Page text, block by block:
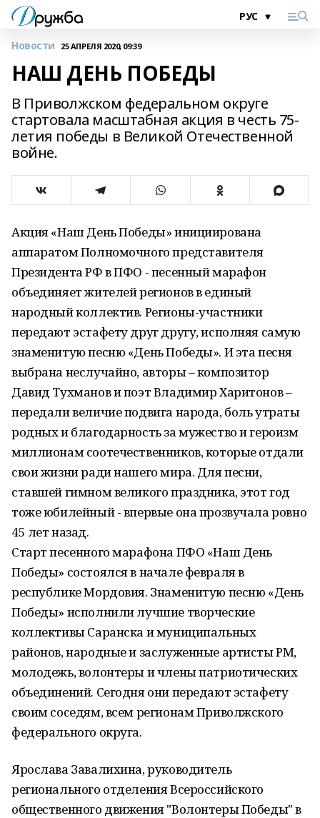
Новости 25 АПРЕЛЯ 2020, 09:39
НАШ ДЕНЬ ПОБЕДЫ
В Приволжском федеральном округе
стартовала масштабная акция в честь 75-
летия победы в Великой Отечественной
войне.
Акция «Наш День Победы» инициирована
аппаратом Полномочного представителя
Президента РФ в ПФО - песенный марафон
объединяет жителей регионов в единый
народный коллектив. Регионы-участники
передают эстафету друг другу, исполняя самую
знаменитую песню «День Победы». И эта песня
выбрана неслучайно, авторы – композитор
Давид Тухманов и поэт Владимир Харитонов –
передали величие подвига народа, боль утраты
родных и благодарность за мужество и героизм
миллионам соотечественников, которые отдали
свои жизни ради нашего мира. Для песни,
ставшей гимном великого праздника, этот год
тоже юбилейный - впервые она прозвучала ровно
45 лет назад.
Старт песенного марафона ПФО «Наш День
Победы» состоялся в начале февраля в
республике Мордовия. Знаменитую песню «День
Победы» исполнили лучшие творческие
коллективы Саранска и муниципальных
районов, народные и заслуженные артисты РМ,
молодежь, волонтеры и члены патриотических
объединений. Сегодня они передают эстафету
своим соседям, всем регионам Приволжского
федерального округа.
Ярослава Завалихина, руководитель
регионального отделения Всероссийского
общественного движения "Волонтеры Победы" в